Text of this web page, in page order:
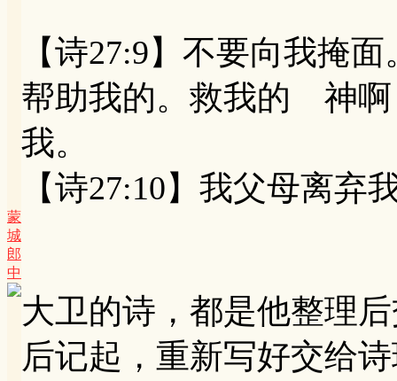
蒙
城
郎
中
【诗27:9】不要向我掩
帮助我的。救我的 神啊
我。
【诗27:10】我父母离弃
大卫的诗，都是他整理
后记起，重新写好交给